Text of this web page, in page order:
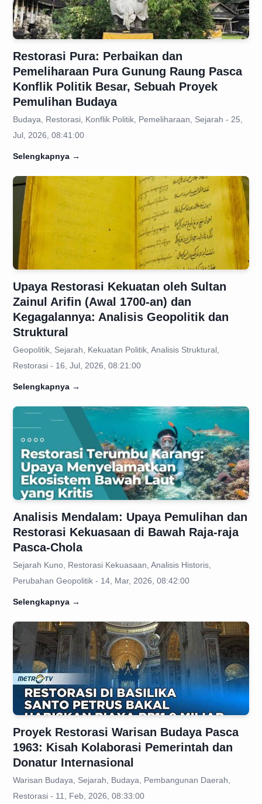
Restorasi Pura: Perbaikan dan
Pemeliharaan Pura Gunung Raung Pasca
Konflik Politik Besar, Sebuah Proyek
Pemulihan Budaya
Budaya, Restorasi, Konflik Politik, Pemeliharaan, Sejarah - 25,
Jul, 2026, 08:41:00
Selengkapnya →
Upaya Restorasi Kekuatan oleh Sultan
Zainul Arifin (Awal 1700-an) dan
Kegagalannya: Analisis Geopolitik dan
Struktural
Geopolitik, Sejarah, Kekuatan Politik, Analisis Struktural,
Restorasi - 16, Jul, 2026, 08:21:00
Selengkapnya →
Analisis Mendalam: Upaya Pemulihan dan
Restorasi Kekuasaan di Bawah Raja-raja
Pasca-Chola
Sejarah Kuno, Restorasi Kekuasaan, Analisis Historis,
Perubahan Geopolitik - 14, Mar, 2026, 08:42:00
Selengkapnya →
Proyek Restorasi Warisan Budaya Pasca
1963: Kisah Kolaborasi Pemerintah dan
Donatur Internasional
Warisan Budaya, Sejarah, Budaya, Pembangunan Daerah,
Restorasi - 11, Feb, 2026, 08:33:00